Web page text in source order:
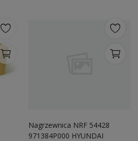
Nagrzewnica NRF 54428
971384P000 HYUNDAI